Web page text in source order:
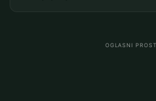
OGLASNI